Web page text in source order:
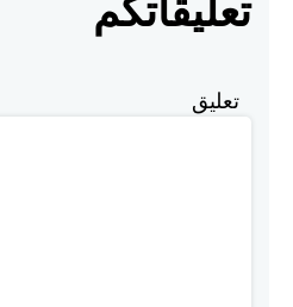
تعليقاتكم
تعليق